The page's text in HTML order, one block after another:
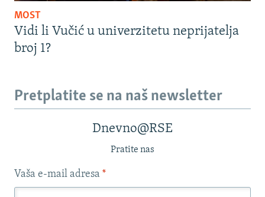
MOST
Vidi li Vučić u univerzitetu neprijatelja
broj 1?
Pretplatite se na naš newsletter
Dnevno@RSE
Pratite nas
Vaša e-mail adresa *